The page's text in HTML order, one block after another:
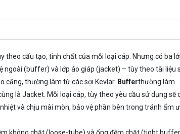
theo cấu tạo, tính chất của mỗi loại cáp. Nhưng có ba
ngoài (buffer) và lớp áo giáp (jacket) – tùy theo tài liệu
căng, thường làm từ các sợi Kevlar. Bufferthường làm
là Jacket. Mỗi loại cáp, tùy theo yêu cầu sử dụng sẽ
và chịu mài mòn, bảo vệ phần bên trong tránh ẩm